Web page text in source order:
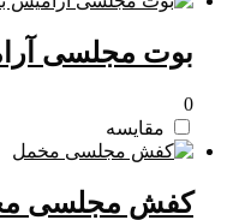
بوت مجلسی
0
مقایسه
کفش مجلسی